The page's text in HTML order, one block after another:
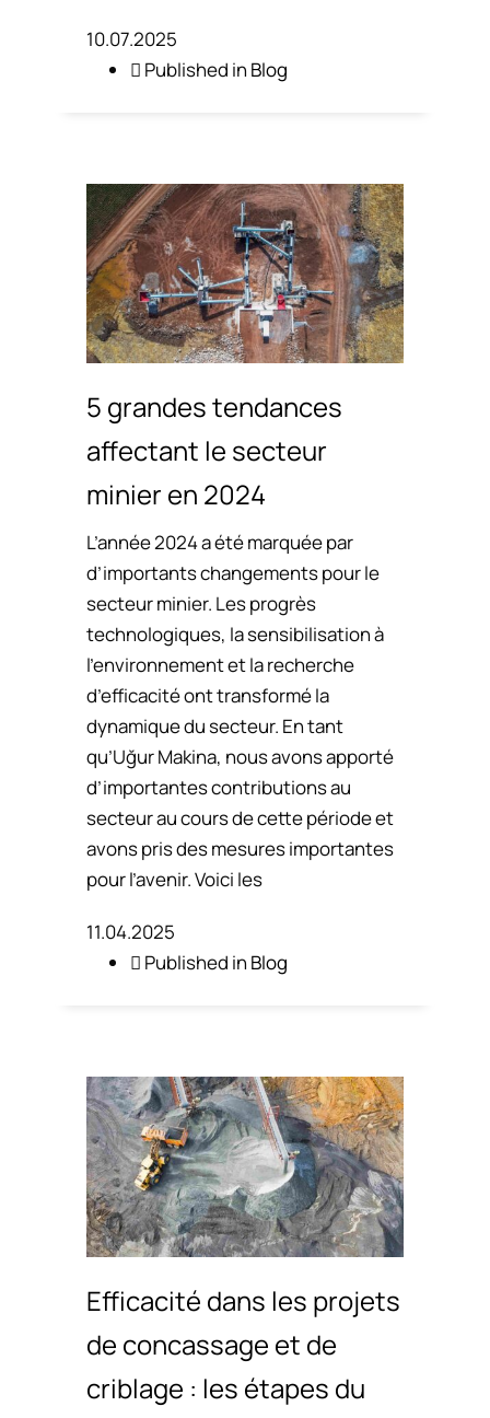
10.07.2025
Published in Blog
5 grandes tendances
affectant le secteur
minier en 2024
L’année 2024 a été marquée par
d’importants changements pour le
secteur minier. Les progrès
technologiques, la sensibilisation à
l’environnement et la recherche
d’efficacité ont transformé la
dynamique du secteur. En tant
qu’Uğur Makina, nous avons apporté
d’importantes contributions au
secteur au cours de cette période et
avons pris des mesures importantes
pour l’avenir. Voici les
11.04.2025
Published in Blog
Efficacité dans les projets
de concassage et de
criblage : les étapes du